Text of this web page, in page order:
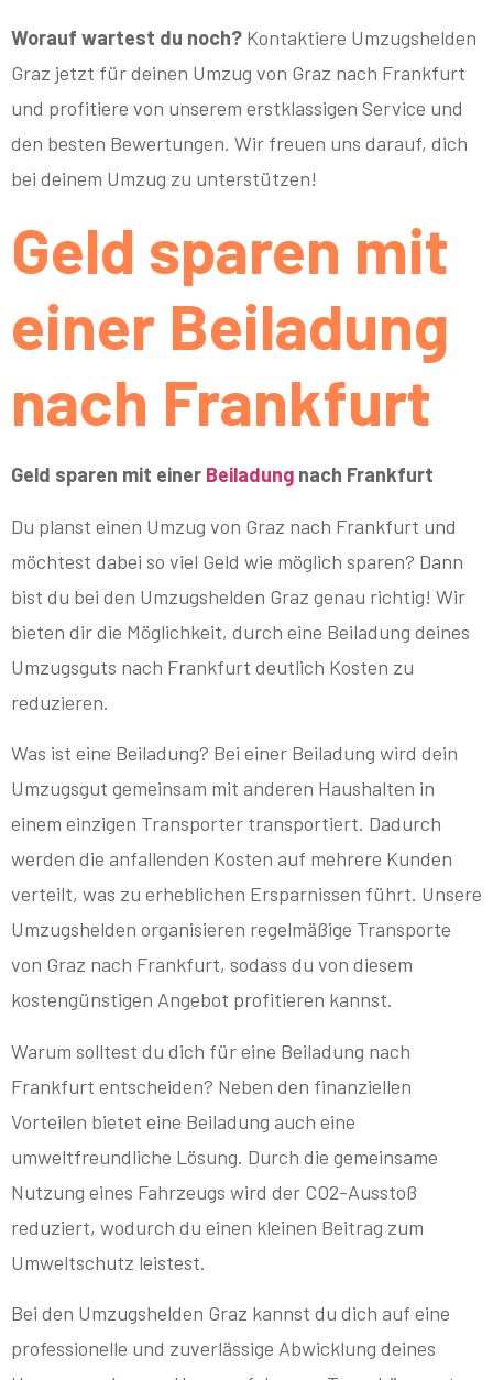
Worauf wartest du noch? Kontaktiere Umzugshelden
Graz jetzt für deinen Umzug von Graz nach Frankfurt
und profitiere von unserem erstklassigen Service und
den besten Bewertungen. Wir freuen uns darauf, dich
bei deinem Umzug zu unterstützen!
Geld sparen mit
einer Beiladung
nach Frankfurt
Geld sparen mit einer Beiladung nach Frankfurt
Du planst einen Umzug von Graz nach Frankfurt und
möchtest dabei so viel Geld wie möglich sparen? Dann
bist du bei den Umzugshelden Graz genau richtig! Wir
bieten dir die Möglichkeit, durch eine Beiladung deines
Umzugsguts nach Frankfurt deutlich Kosten zu
reduzieren.
Was ist eine Beiladung? Bei einer Beiladung wird dein
Umzugsgut gemeinsam mit anderen Haushalten in
einem einzigen Transporter transportiert. Dadurch
werden die anfallenden Kosten auf mehrere Kunden
verteilt, was zu erheblichen Ersparnissen führt. Unsere
Umzugshelden organisieren regelmäßige Transporte
von Graz nach Frankfurt, sodass du von diesem
kostengünstigen Angebot profitieren kannst.
Warum solltest du dich für eine Beiladung nach
Frankfurt entscheiden? Neben den finanziellen
Vorteilen bietet eine Beiladung auch eine
umweltfreundliche Lösung. Durch die gemeinsame
Nutzung eines Fahrzeugs wird der CO2-Ausstoß
reduziert, wodurch du einen kleinen Beitrag zum
Umweltschutz leistest.
Bei den Umzugshelden Graz kannst du dich auf eine
professionelle und zuverlässige Abwicklung deines